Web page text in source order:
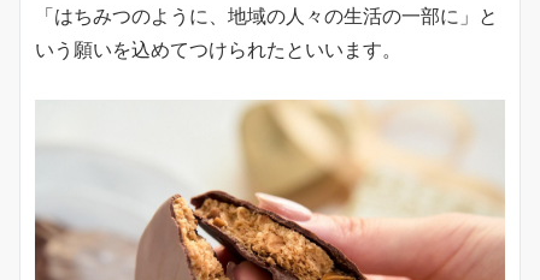
「はちみつのように、地域の人々の生活の一部に」と
いう願いを込めてつけられたといいます。